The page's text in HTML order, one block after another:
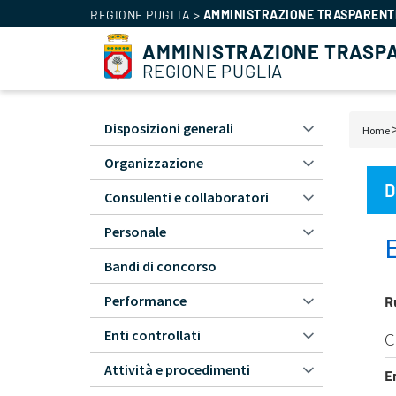
REGIONE PUGLIA > AMMINISTRAZIONE
AMMINISTRAZIONE
REGIONE PUGLIA
Home
Amministrazione
Trasparente
L1
Disposizioni generali
Organizzazione
Consulenti e collaboratori
Personale
Bandi di concorso
Performance
Enti controllati
Attività e procedimenti